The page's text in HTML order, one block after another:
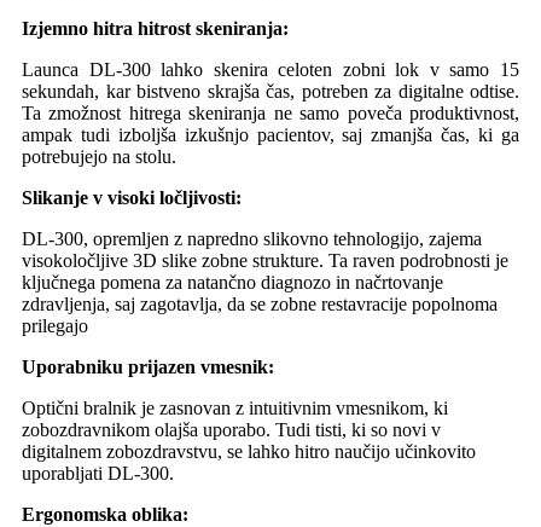
Izjemno hitra hitrost skeniranja:
Launca DL-300 lahko skenira celoten zobni lok v samo 15
sekundah, kar bistveno skrajša čas, potreben za digitalne odtise.
Ta zmožnost hitrega skeniranja ne samo poveča produktivnost,
ampak tudi izboljša izkušnjo pacientov, saj zmanjša čas, ki ga
potrebujejo na stolu.
Slikanje v visoki ločljivosti:
DL-300, opremljen z napredno slikovno tehnologijo, zajema
visokoločljive 3D slike zobne strukture. Ta raven podrobnosti je
ključnega pomena za natančno diagnozo in načrtovanje
zdravljenja, saj zagotavlja, da se zobne restavracije popolnoma
prilegajo
Uporabniku prijazen vmesnik:
Optični bralnik je zasnovan z intuitivnim vmesnikom, ki
zobozdravnikom olajša uporabo. Tudi tisti, ki so novi v
digitalnem zobozdravstvu, se lahko hitro naučijo učinkovito
uporabljati DL-300.
Ergonomska oblika: